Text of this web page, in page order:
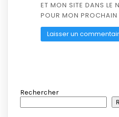
ET MON SITE DANS LE
POUR MON
Rechercher